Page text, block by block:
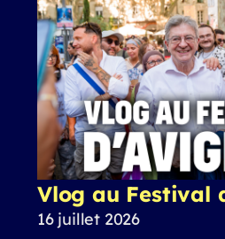
Vlog au Festival
16 juillet 2026